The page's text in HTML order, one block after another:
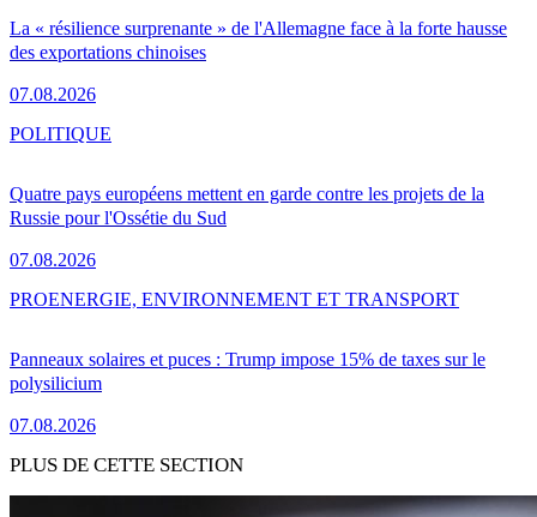
La « résilience surprenante » de l'Allemagne face à la forte hausse
des exportations chinoises
07.08.2026
Quatre pays européens mettent en garde contre les projets de la
Russie pour l'Ossétie du Sud
07.08.2026
POLITIQUE
Panneaux solaires et puces : Trump impose 15% de taxes sur le
polysilicium
07.08.2026
PROENERGIE, ENVIRONNEMENT ET TRANSPORT
PLUS DE CETTE SECTION